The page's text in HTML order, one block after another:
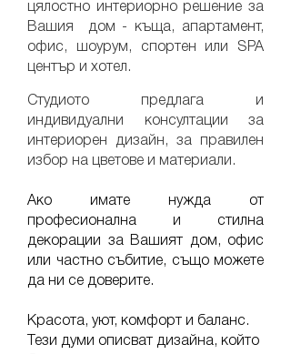
цялостно интериорно решение за
Вашия дом - къща, апартамент,
офис, шоурум, спортен или SPA
център и хотел.
Студиото предлага и
индивидуални консултации за
интериорен дизайн, за правилен
избор на цветове и материали.
Ако имате нужда от
професионална и стилна
декорации за Вашият дом, офис
или частно събитие, също можете
да ни се доверите.
Красота, уют, комфорт и баланс.
Тези думи описват дизайна, който